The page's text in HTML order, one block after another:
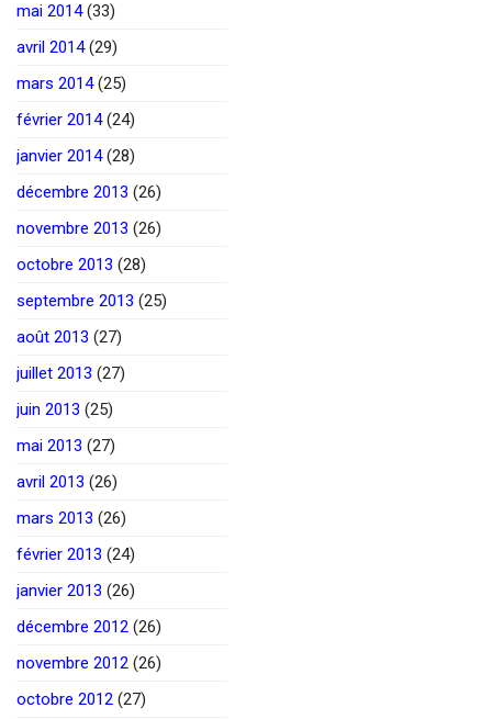
mai 2014(33)
avril 2014(29)
mars 2014(25)
février 2014(24)
janvier 2014(28)
décembre 2013 (26)
novembre 2013 (26)
octobre 2013 (28)
septembre 2013 (25)
août 2013 (27)
juillet 2013 (27)
juin 2013 (25)
mai 2013 (27)
avril 2013 (26)
mars 2013 (26)
février 2013 (24)
janvier 2013 (26)
décembre 2012 (26)
novembre 2012 (26)
octobre 2012 (27)